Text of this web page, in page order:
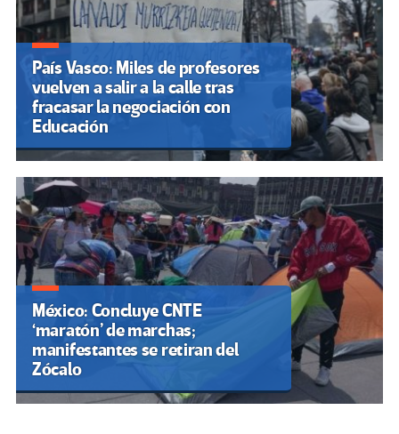
País Vasco: Miles de profesores
vuelven a salir a la calle tras
fracasar la negociación con
Educación
México: Concluye CNTE
‘maratón’ de marchas;
manifestantes se retiran del
Zócalo